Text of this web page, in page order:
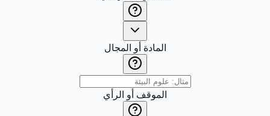
المادة أو المجال
الموقف أو الرأي